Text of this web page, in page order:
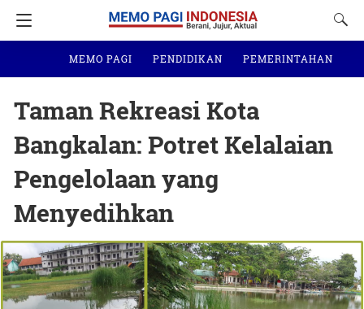
MEMO PAGI PENDIDIKAN PEMERINTAHAN
Taman Rekreasi Kota
Bangkalan: Potret Kelalaian
Pengelolaan yang
Menyedihkan